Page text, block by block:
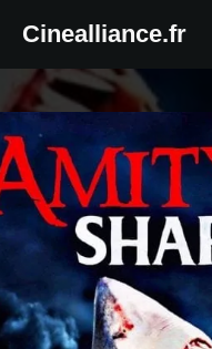
Cinealliance.fr